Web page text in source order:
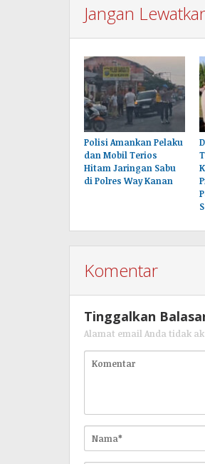
Jangan
Polisi Amankan Pelaku
dan Mobil Terios
Hitam Jaringan Sabu
di Polres Way Kanan
Komentar
Tinggalkan
Alamat email Anda tidak